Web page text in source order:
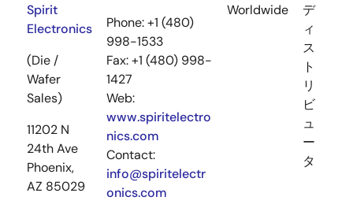
Spirit
Electronics
(Die /
Wafer
Sales)
11202 N
24th Ave
Phoenix,
AZ 85029
Phone: +1 (480)
998-1533
Fax: +1 (480) 998-
1427
Web:
www.spiritelectro
nics.com
Contact:
info@spiritelectr
onics.com
Worldwide
デ
ィ
ス
ト
リ
ビ
ュ
ー
タ